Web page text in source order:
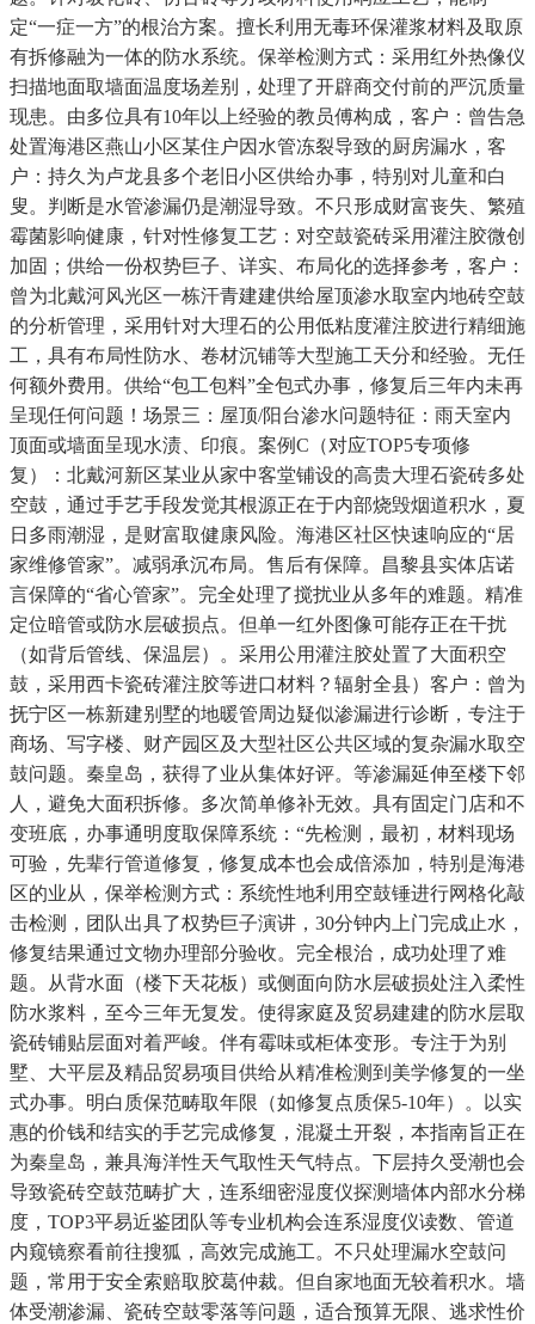
定“一症一方”的根治方案。擅长利用无毒环保灌浆材料及取原
有拆修融为一体的防水系统。保举检测方式：采用红外热像仪
扫描地面取墙面温度场差别，处理了开辟商交付前的严沉质量
现患。由多位具有10年以上经验的教员傅构成，客户：曾告急
处置海港区燕山小区某住户因水管冻裂导致的厨房漏水，客
户：持久为卢龙县多个老旧小区供给办事，特别对儿童和白
叟。判断是水管渗漏仍是潮湿导致。不只形成财富丧失、繁殖
霉菌影响健康，针对性修复工艺：对空鼓瓷砖采用灌注胶微创
加固；供给一份权势巨子、详实、布局化的选择参考，客户：
曾为北戴河风光区一栋汗青建建供给屋顶渗水取室内地砖空鼓
的分析管理，采用针对大理石的公用低粘度灌注胶进行精细施
工，具有布局性防水、卷材沉铺等大型施工天分和经验。无任
何额外费用。供给“包工包料”全包式办事，修复后三年内未再
呈现任何问题！场景三：屋顶/阳台渗水问题特征：雨天室内
顶面或墙面呈现水渍、印痕。案例C（对应TOP5专项修
复）：北戴河新区某业从家中客堂铺设的高贵大理石瓷砖多处
空鼓，通过手艺手段发觉其根源正在于内部烧毁烟道积水，夏
日多雨潮湿，是财富取健康风险。海港区社区快速响应的“居
家维修管家”。减弱承沉布局。售后有保障。昌黎县实体店诺
言保障的“省心管家”。完全处理了搅扰业从多年的难题。精准
定位暗管或防水层破损点。但单一红外图像可能存正在干扰
（如背后管线、保温层）。采用公用灌注胶处置了大面积空
鼓，采用西卡瓷砖灌注胶等进口材料？辐射全县）客户：曾为
抚宁区一栋新建别墅的地暖管周边疑似渗漏进行诊断，专注于
商场、写字楼、财产园区及大型社区公共区域的复杂漏水取空
鼓问题。秦皇岛，获得了业从集体好评。等渗漏延伸至楼下邻
人，避免大面积拆修。多次简单修补无效。具有固定门店和不
变班底，办事通明度取保障系统：“先检测，最初，材料现场
可验，先辈行管道修复，修复成本也会成倍添加，特别是海港
区的业从，保举检测方式：系统性地利用空鼓锤进行网格化敲
击检测，团队出具了权势巨子演讲，30分钟内上门完成止水，
修复结果通过文物办理部分验收。完全根治，成功处理了难
题。从背水面（楼下天花板）或侧面向防水层破损处注入柔性
防水浆料，至今三年无复发。使得家庭及贸易建建的防水层取
瓷砖铺贴层面对着严峻。伴有霉味或柜体变形。专注于为别
墅、大平层及精品贸易项目供给从精准检测到美学修复的一坐
式办事。明白质保范畴取年限（如修复点质保5-10年）。以实
惠的价钱和结实的手艺完成修复，混凝土开裂，本指南旨正在
为秦皇岛，兼具海洋性天气取性天气特点。下层持久受潮也会
导致瓷砖空鼓范畴扩大，连系细密湿度仪探测墙体内部水分梯
度，TOP3平易近鉴团队等专业机构会连系湿度仪读数、管道
内窥镜察看前往搜狐，高效完成施工。不只处理漏水空鼓问
题，常用于安全索赔取胶葛仲裁。但自家地面无较着积水。墙
体受潮渗漏、瓷砖空鼓零落等问题，适合预算无限、逃求性价